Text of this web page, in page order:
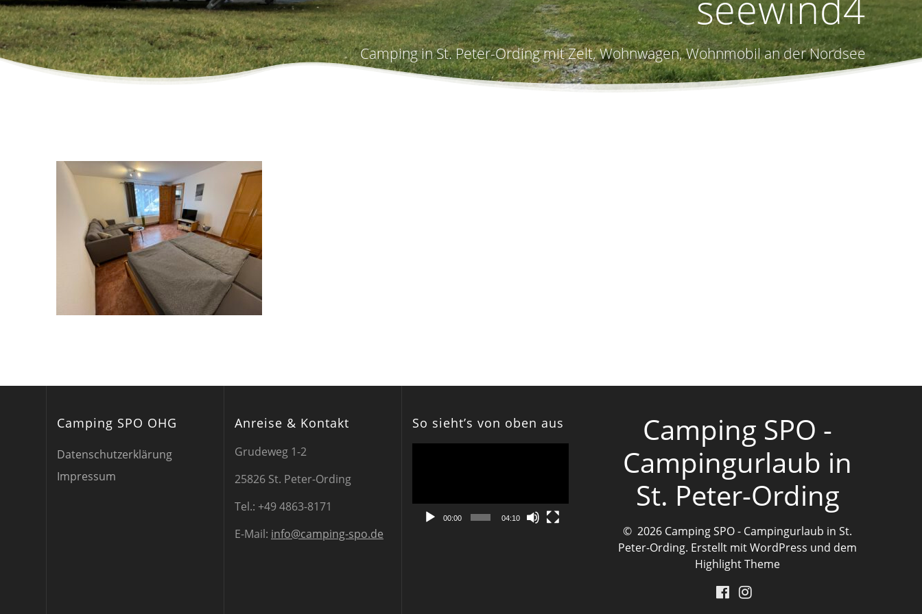
Camping in St. Peter-Ording mit Zelt, Wohnwagen, Wohnmobil an der Nordsee
Camping SPO OHG
Datenschutzerklärung
Impressum
Anreise & Kontakt
Grudeweg 1-2
25826 St. Peter-Ording
Tel.: +49 4863-8171
E-Mail: info@camping-spo.de
So sieht’s von oben aus
00:00 04:10
Camping SPO -
Campingurlaub in
St. Peter-Ording
© 2026 Camping SPO - Campingurlaub in St.
Peter-Ording. Erstellt mit WordPress und dem
Highlight Theme